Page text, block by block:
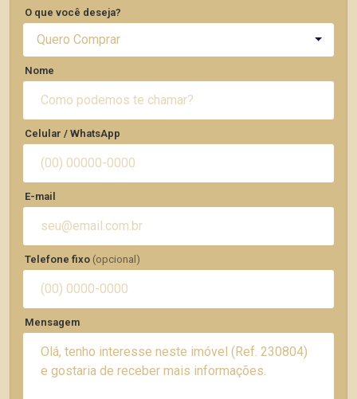
O que você deseja?
Quero Comprar
Nome
Celular / WhatsApp
E-mail
Telefone fixo (opcional)
Mensagem